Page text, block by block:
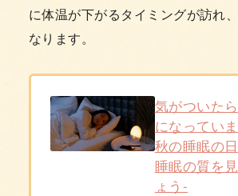
に体温が下がるタイミングが訪れ
なります。
気がついた
になってい
秋の睡眠の
睡眠の質を
ょう-